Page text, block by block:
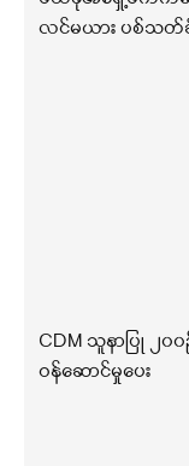
လင်မယား ပစ်သတ်
CDM သူနာပြု ၂၀
ဝန်ဆောင်မှုပေး